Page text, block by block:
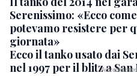
Serenissimo: «Ecco come
potevamo resistere per
giornata»
Ecco il tanko usato dai
nel 1997 per il blitz a